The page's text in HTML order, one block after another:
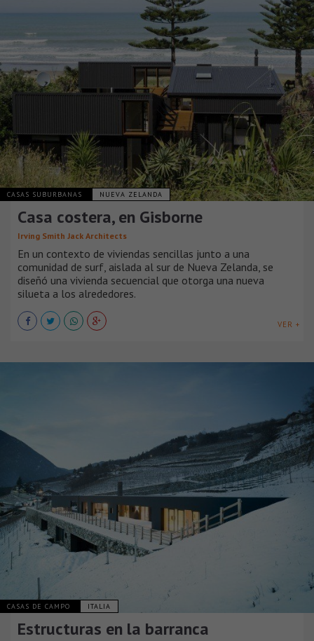
CASAS SUBURBANAS NUEVA ZELANDA
Casa costera, en Gisborne
Irving Smith Jack Architects
En un contexto de viviendas sencillas junto a una
comunidad de surf, aislada al sur de Nueva Zelanda, se
diseñó una vivienda secuencial que otorga una nueva
silueta a los alrededores.
VER +
CASAS DE CAMPO ITALIA
Estructuras en la barranca